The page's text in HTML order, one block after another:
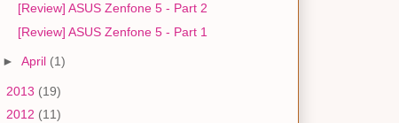
[Review] ASUS Zenfone 5 - Part 2
[Review] ASUS Zenfone 5 - Part 1
► April (1)
2013 (19)
2012 (11)